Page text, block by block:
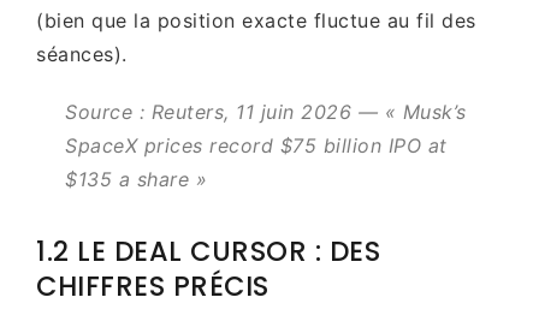
(bien que la position exacte fluctue au fil des
séances).
Source : Reuters, 11 juin 2026 — « Musk’s
SpaceX prices record $75 billion IPO at
$135 a share »
1.2 LE DEAL CURSOR : DES
CHIFFRES PRÉCIS